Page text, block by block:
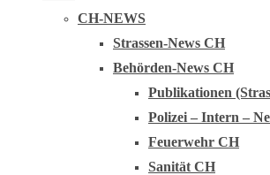
CH-NEWS
Strassen-News CH
Behörden-News CH
Publikationen
Polizei – Intern –
Feuerwehr CH
Sanität CH